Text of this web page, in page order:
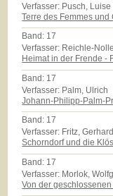
Verfasser: Pusch, Luise
Terre des Femmes
Band: 17
Verfasser: Reichle-
Heimat in der Frende -
Band: 17
Verfasser: Palm, Ulrich
Johann-Philipp-Palm-
Band: 17
Verfasser: Fritz, Gerhard
Schorndorf und die
Band: 17
Verfasser: Morlok,
Von der geschlossenen